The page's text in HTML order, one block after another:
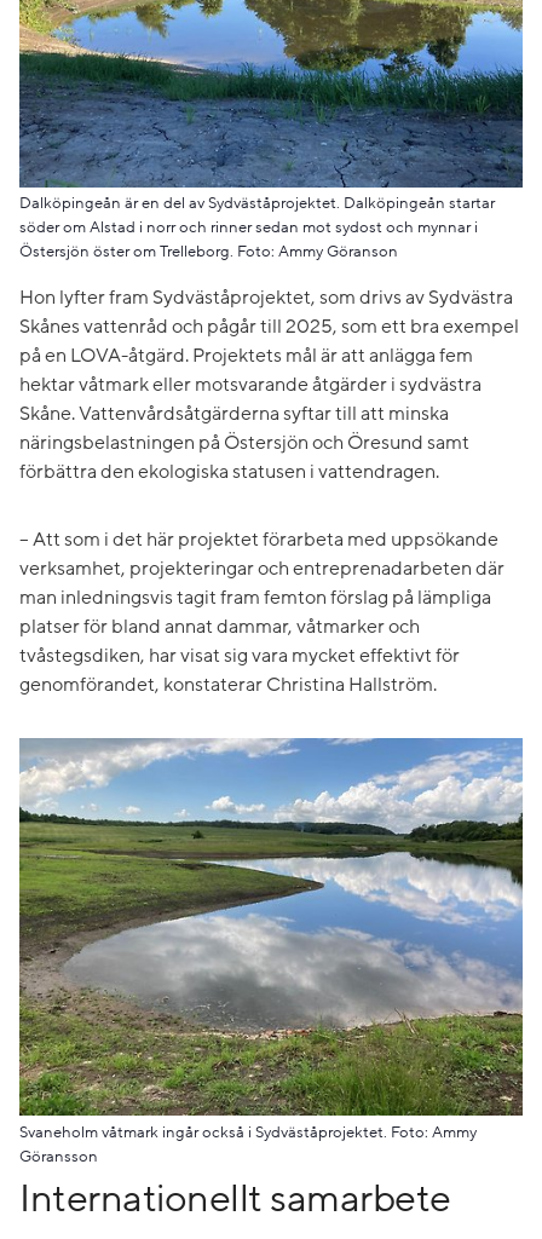
Dalköpingeån är en del av Sydväståprojektet. Dalköpingeån startar
söder om Alstad i norr och rinner sedan mot sydost och mynnar i
Östersjön öster om Trelleborg. Foto: Ammy Göranson
Hon lyfter fram Sydväståprojektet, som drivs av Sydvästra
Skånes vattenråd och pågår till 2025, som ett bra exempel
på en LOVA-åtgärd. Projektets mål är att anlägga fem
hektar våtmark eller motsvarande åtgärder i sydvästra
Skåne. Vattenvårdsåtgärderna syftar till att minska
näringsbelastningen på Östersjön och Öresund samt
förbättra den ekologiska statusen i vattendragen.
– Att som i det här projektet förarbeta med uppsökande
verksamhet, projekteringar och entreprenadarbeten där
man inledningsvis tagit fram femton förslag på lämpliga
platser för bland annat dammar, våtmarker och
tvåstegsdiken, har visat sig vara mycket effektivt för
genomförandet, konstaterar Christina Hallström.
Svaneholm våtmark ingår också i Sydväståprojektet. Foto: Ammy
Göransson
Internationellt samarbete